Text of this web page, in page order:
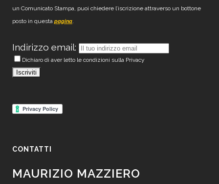
un Comunicato Stampa, puoi chiedere l’iscrizione attraverso un bottone
posto in questa pagina.
Indirizzo email:
Dichiaro di aver letto le condizioni sulla Privacy
CONTATTI
MAURIZIO MAZZIERO